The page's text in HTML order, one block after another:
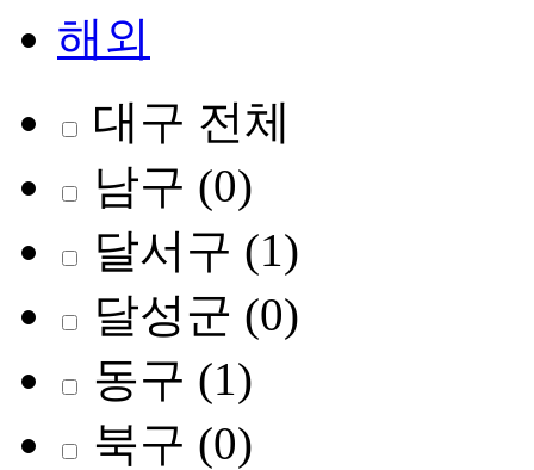
해외
대구 전체
남구 (0)
달서구 (1)
달성군 (0)
동구 (1)
북구 (0)